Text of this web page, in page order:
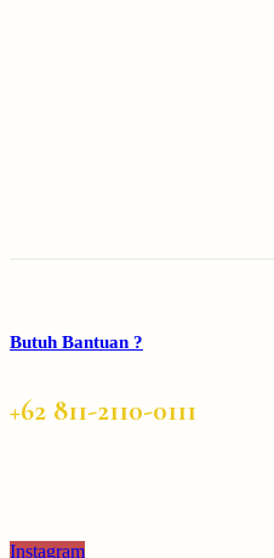
Butuh Bantuan ?
+62 811-2110-0111
Instagram